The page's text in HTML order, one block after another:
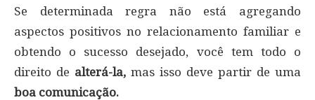
Se determinada regra não está agregando
aspectos positivos no relacionamento familiar e
obtendo o sucesso desejado, você tem todo o
direito de alterá-la, mas isso deve partir de uma
boa comunicação.